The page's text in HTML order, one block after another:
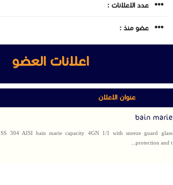
عدد الاعلانات :
عضو منذ :
اعلانات العضو
عنوان الاعلان
bain marie
SS 304 AISI bain marie capacity 4GN 1/1 with sneeze guard glass
protection and t...